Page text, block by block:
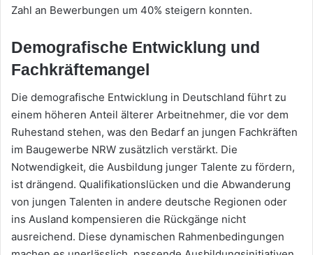
Zahl an Bewerbungen um 40% steigern konnten.
Demografische Entwicklung und
Fachkräftemangel
Die demografische Entwicklung in Deutschland führt zu
einem höheren Anteil älterer Arbeitnehmer, die vor dem
Ruhestand stehen, was den Bedarf an jungen Fachkräften
im Baugewerbe NRW zusätzlich verstärkt. Die
Notwendigkeit, die Ausbildung junger Talente zu fördern,
ist drängend. Qualifikationslücken und die Abwanderung
von jungen Talenten in andere deutsche Regionen oder
ins Ausland kompensieren die Rückgänge nicht
ausreichend. Diese dynamischen Rahmenbedingungen